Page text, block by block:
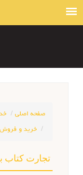
صفحه اصلی
خرید و فروش
تجارت کتاب